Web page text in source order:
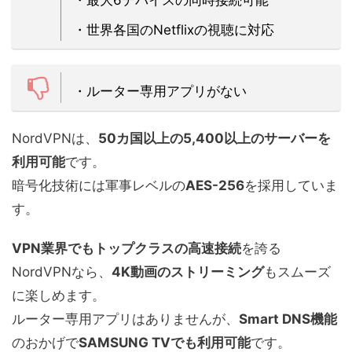
・世界各国のNetflixの視聴に対応
・ルーター専用アプリがない
NordVPNは、 50カ国以上の5,400以上のサーバーを
利用可能です。
暗号化技術には軍事レベルのAES-256を採用していま
す。
VPN業界でもトップクラスの高速接続を誇る
NordVPNなら、 4K動画のストリーミングもスムーズ
に楽しめます。
ルーター専用アプリはありませんが、 Smart DNS機能
のおかげでSAMSUNG TVでも利用可能です。